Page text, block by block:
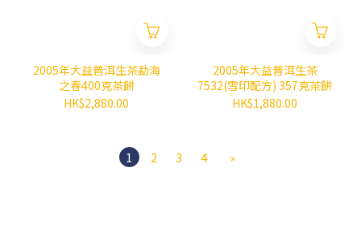
2005年大益普洱生茶勐海
之春400克茶餅
HK$2,880.00
2005年大益普洱生茶
7532(雪印配方) 357克茶餅
HK$1,880.00
1 2 3 4 »